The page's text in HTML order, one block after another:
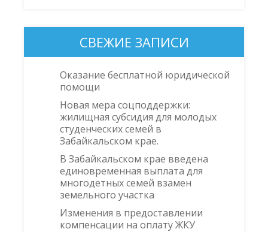
СВЕЖИЕ ЗАПИСИ
Оказание бесплатной юридической
помощи
Новая мера соцподдержки:
жилищная субсидия для молодых
студенческих семей в
Забайкальском крае.
В Забайкальском крае введена
единовременная выплата для
многодетных семей взамен
земельного участка
Изменения в предоставлении
компенсации на оплату ЖКУ